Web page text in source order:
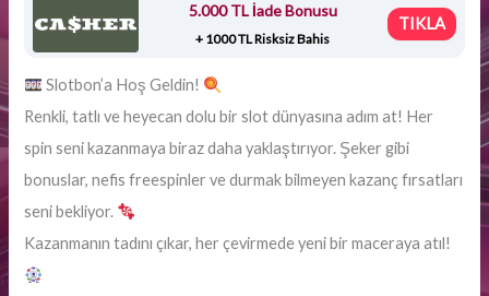
5.000 TL İade Bonusu
+ 1000 TL Risksiz Bahis
TIKLA
Slotbon’a Hoş Geldin!
Renkli, tatlı ve heyecan dolu bir slot dünyasına adım at! Her
spin seni kazanmaya biraz daha yaklaştırıyor. Şeker gibi
bonuslar, nefis freespinler ve durmak bilmeyen kazanç fırsatları
seni bekliyor.
Kazanmanın tadını çıkar, her çevirmede yeni bir maceraya atıl!